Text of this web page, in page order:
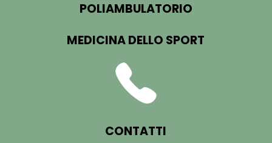
POLIAMBULATORIO
MEDICINA DELLO SPORT
CONTATTI